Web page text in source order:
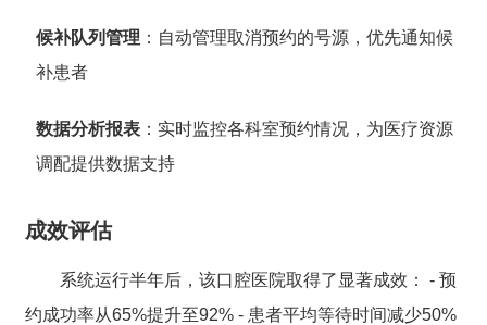
候补队列管理 ：自动管理取消预约的号源，优先通知候
补患者
数据分析报表：实时监控各科室预约情况，为医疗资源
调配提供数据支持
成效评估
系统运行半年后，该口腔医院取得了显著成效： - 预
约成功率从65%提升至92% - 患者平均等待时间减少50%